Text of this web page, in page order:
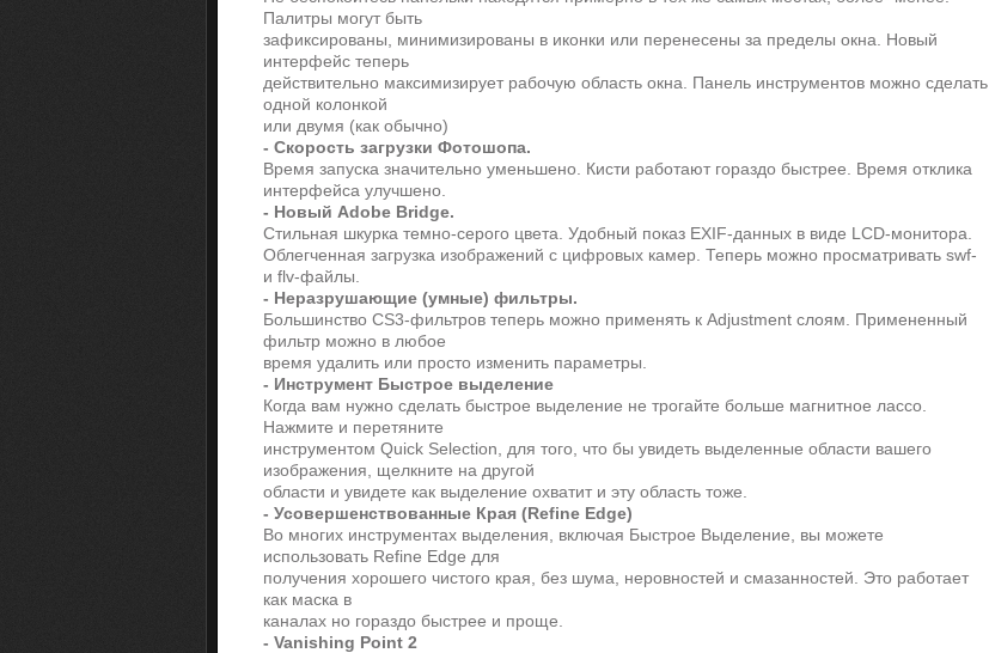
Палитры могут быть
зафиксированы, минимизированы в иконки или перенесены за пределы окна. Новый
интерфейс теперь
действительно максимизирует рабочую область окна. Панель инструментов можно сделать
одной колонкой
или двумя (как обычно)
- Скорость загрузки Фотошопа.
Время запуска значительно уменьшено. Кисти работают гораздо быстрее. Время отклика
интерфейса улучшено.
- Новый Adobe Bridge.
Стильная шкурка темно-серого цвета. Удобный показ EXIF-данных в виде LCD-монитора.
Облегченная загрузка изображений с цифровых камер. Теперь можно просматривать swf-
и flv-файлы.
- Неразрушающие (умные) фильтры.
Большинство CS3-фильтров теперь можно применять к Adjustment слоям. Примененный
фильтр можно в любое
время удалить или просто изменить параметры.
- Инструмент Быстрое выделение
Когда вам нужно сделать быстрое выделение не трогайте больше магнитное лассо.
Нажмите и перетяните
инструментом Quick Selection, для того, что бы увидеть выделенные области вашего
изображения, щелкните на другой
области и увидете как выделение охватит и эту область тоже.
- Усовершенствованные Края (Refine Edge)
Во многих инструментах выделения, включая Быстрое Выделение, вы можете
использовать Refine Edge для
получения хорошего чистого края, без шума, неровностей и смазанностей. Это работает
как маска в
каналах но гораздо быстрее и проще.
- Vanishing Point 2